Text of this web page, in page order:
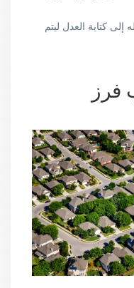
كتابة العدل ليتم
فرز